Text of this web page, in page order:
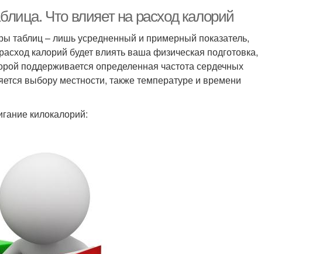
Что влияет на расход калорий
– лишь усредненный и примерный показатель,
калорий будет влиять ваша физическая подготовка,
поддерживается определенная частота сердечных
выбору местности, также температуре и времени
килокалорий: